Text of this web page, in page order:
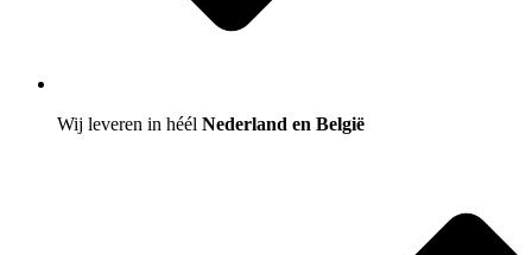
Wij leveren in héél Nederland en België